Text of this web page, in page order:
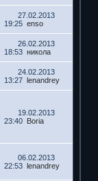
27.02.2013
19:25 enso
26.02.2013
18:53 никола
24.02.2013
13:27 lenandrey
19.02.2013
23:40 Boria
06.02.2013
22:53 lenandrey